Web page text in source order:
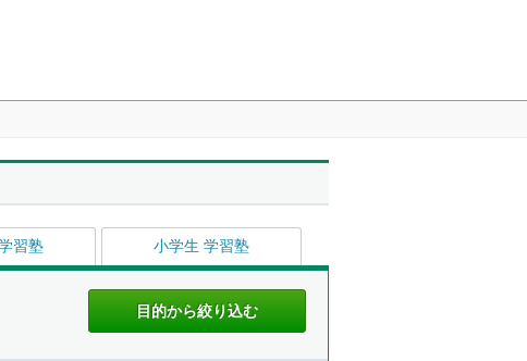
習塾 小学生 学習塾